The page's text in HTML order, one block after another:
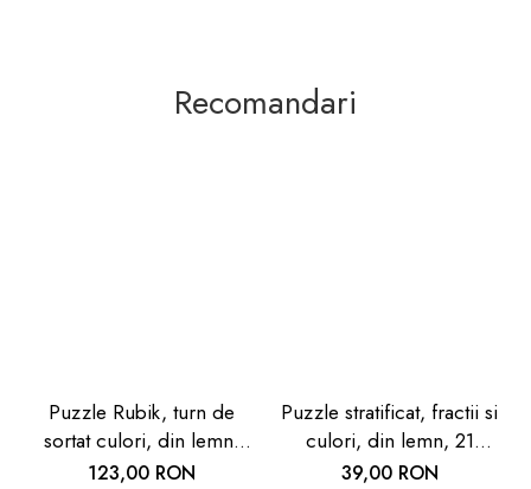
Recomandari
Puzzle Rubik, turn de
sortat culori, din lemn,
Goki
123,00 RON
Puzzle stratificat, fractii si
culori, din lemn, 21
piese, Goki
39,00 RON